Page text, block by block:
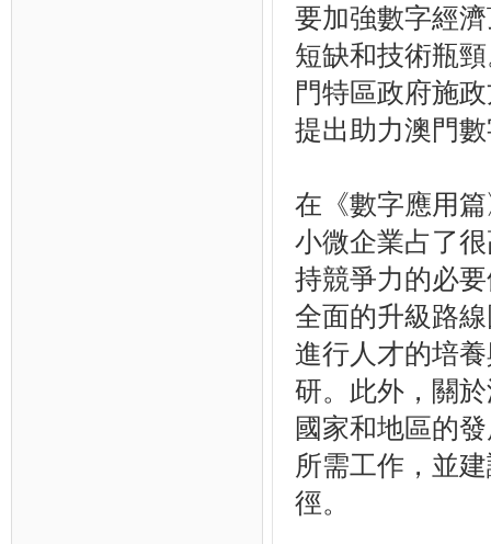
要加強數字經
短缺和技術瓶
門特區政府施
提出助力澳門
在《數字應用
小微企業占了
持競爭力的必
全面的升級路
進行人才的培
研。此外，關
國家和地區的
所需工作，並
徑。